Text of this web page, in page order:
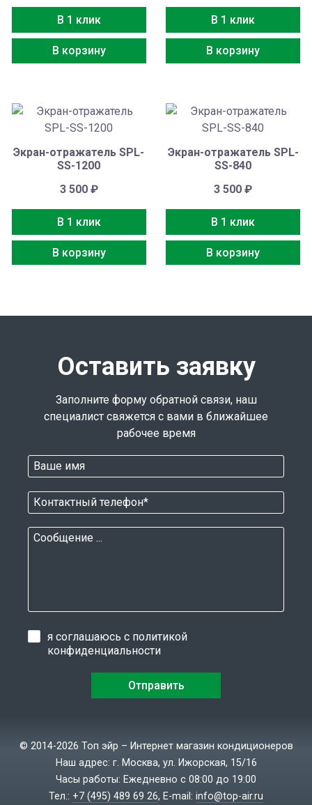
В 1 клик
В корзину
В 1 клик
В корзину
Экран-отражатель SPL-
SS-1200
3 500 ₽
В 1 клик
В корзину
Экран-отражатель SPL-
SS-840
3 500₽
В 1 клик
В корзину
Оставить заявку
Заполните форму обратной связи, наш
специалист свяжется с вами в ближайшее
рабочее время
я соглашаюсь с политикой
конфиденциальности
© 2014-2026 Топ эйр – Интернет магазин кондиционеров
Наш адрес: г. Москва, ул. Ижорская, 15/16
Часы работы: Ежедневно с 08:00 до 19:00
Тел.: +7 (495) 489 69 26, E-mail: info@top-air.ru